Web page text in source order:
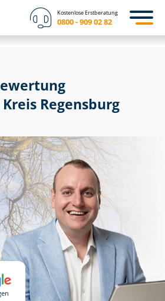
Kostenlose Erstberatung
0800 - 909 02 82
Regensburg